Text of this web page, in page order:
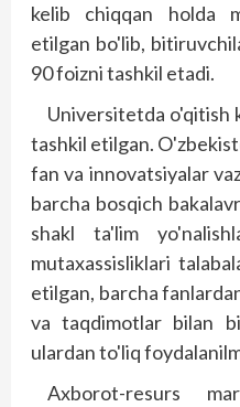
kelib chiqqan holda
etilgan bo'lib,
90 foizni tashkil etadi.
Universitetda o'qitish
tashkil etilgan.
fan va innovatsiyalar
barcha bosqich
shakl ta'lim
mutaxassis­liklari
etilgan, barcha
va taqdimotlar bilan
ulardan to'liq
Axborot-resurs